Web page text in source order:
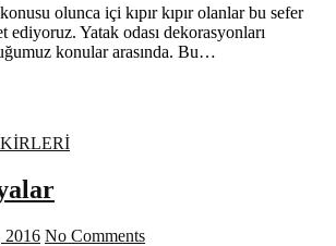
olunca içi kıpır kıpır olanlar bu sefer
ediyoruz. Yatak odası dekorasyonları
konular arasında. Bu…
2016 No Comments